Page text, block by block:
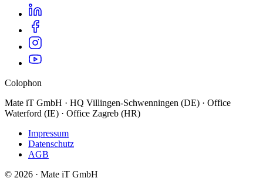
Colophon
Mate iT GmbH · HQ Villingen-Schwenningen (DE) · Office
Waterford (IE) · Office Zagreb (HR)
Impressum
Datenschutz
AGB
© 2026 · Mate iT GmbH